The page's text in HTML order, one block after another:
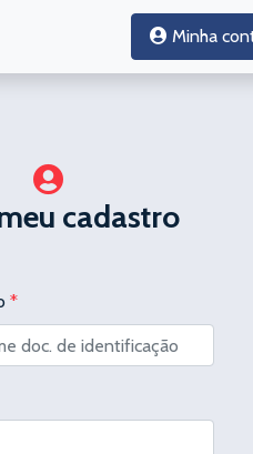
Minha
cadastro
*